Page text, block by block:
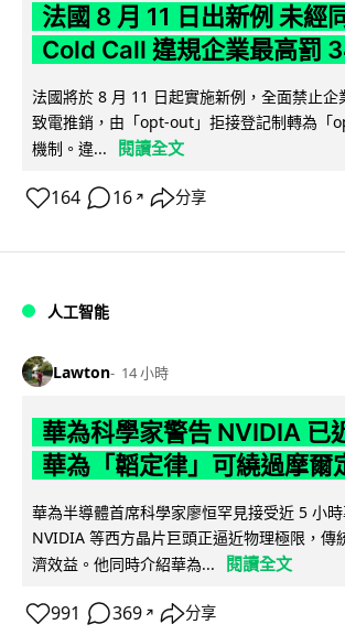
法國 8 月 11 日出新例 未經
Cold Call 違規企業最高罰
法國將於 8 月 11 日起實施新例，全面禁止企
致電推銷，由「opt-out」拒接登記制轉為「
機制。違...
閱讀全文
164 16 ↗ 分享
人工智能
Lawton 14 小時
華為科學家警告 NVIDIA 已
華為「韜定律」可繞過摩爾
華為半導體首席科學家廖恒罕見接受近 5 小
NVIDIA 等西方晶片巨頭正逼近物理極限，傳
濟效益。他同時介紹華為...
閱讀全文
991 369 ↗ 分享